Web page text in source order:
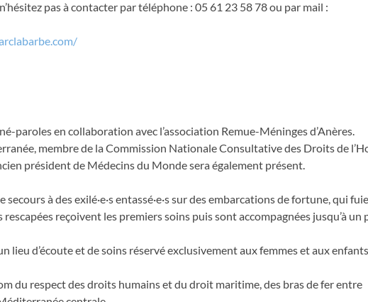
pas à contacter par téléphone : 05 61 23 58 78 ou par mail :
paroles en collaboration avec l’association Remue-Méninges d’Anères.
membre de la Commission Nationale Consultative des Droits de
président de Médecins du Monde sera également présent.
à des exilé·e·s entassé·e·s sur des embarcations de fortune, qui
reçoivent les premiers soins puis sont accompagnées jusqu’à un
lieu d’écoute et de soins réservé exclusivement aux femmes et aux
du respect des droits humains et du droit maritime, des bras de fer entre